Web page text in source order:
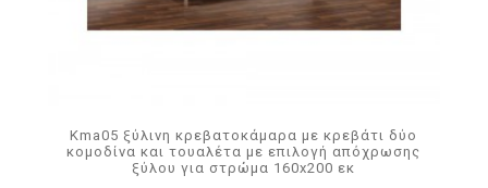
Kma05 ξύλινη κρεβατοκάμαρα με κρεβάτι δύο
κομοδίνα και τουαλέτα με επιλογή απόχρωσης
ξύλου για στρώμα 160x200 εκ